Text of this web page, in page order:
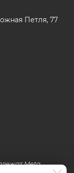
Петля, 77
Meta